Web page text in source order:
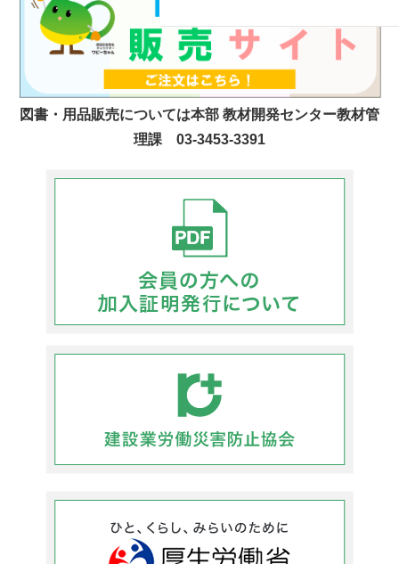
図書・用品販売については本部 教材開発センター教材管
理課 03-3453-3391